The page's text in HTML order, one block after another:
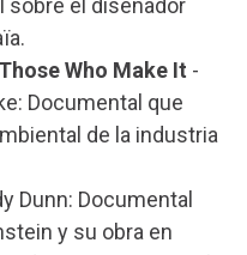
Who Make It -
Documental que
de la industria
Dunn: Documental
y su obra en